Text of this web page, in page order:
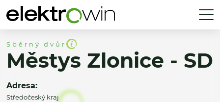
Sběrný dvůr
Městys Zlonice - SD
Adresa:
Středočeský kraj